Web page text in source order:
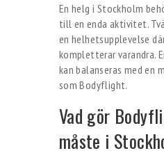
En helg i Stockholm
till en enda aktivitet.
en helhetsupplevelse
kompletterar varandra.
kan balanseras med en
som Bodyflight.
Vad gör
måste i